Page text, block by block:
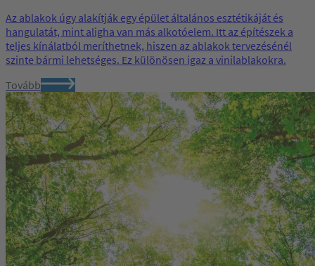
Az ablakok úgy alakítják egy épület általános esztétikáját és
hangulatát, mint aligha van más alkotóelem. Itt az építészek a
teljes kínálatból meríthetnek, hiszen az ablakok tervezésénél
szinte bármi lehetséges. Ez különösen igaz a vinilablakokra.
Tovább